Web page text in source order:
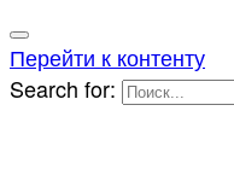
Перейти к контенту
Search for: